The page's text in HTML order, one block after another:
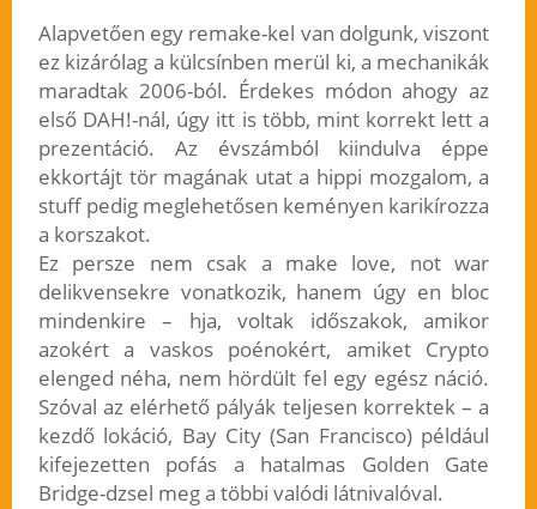
Alapvetően egy remake-kel van dolgunk, viszont
ez kizárólag a külcsínben merül ki, a mechanikák
maradtak 2006-ból. Érdekes módon ahogy az
első DAH!-nál, úgy itt is több, mint korrekt lett a
prezentáció. Az évszámból kiindulva éppe
ekkortájt tör magának utat a hippi mozgalom, a
stuff pedig meglehetősen keményen karikírozza
a korszakot.
Ez persze nem csak a make love, not war
delikvensekre vonatkozik, hanem úgy en bloc
mindenkire – hja, voltak időszakok, amikor
azokért a vaskos poénokért, amiket Crypto
elenged néha, nem hördült fel egy egész náció.
Szóval az elérhető pályák teljesen korrektek – a
kezdő lokáció, Bay City (San Francisco) például
kifejezetten pofás a hatalmas Golden Gate
Bridge-dzsel meg a többi valódi látnivalóval.